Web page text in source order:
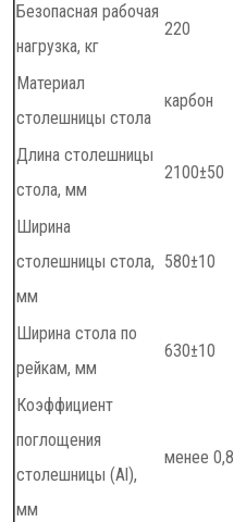
Безопасная рабочая
нагрузка, кг
220
Материал
столешницы стола
карбон
Длина столешницы
стола, мм
2100±50
Ширина
столешницы стола,
мм
580±10
Ширина стола по
рейкам, мм
630±10
Коэффициент
поглощения
столешницы (Al),
мм
менее 0,8